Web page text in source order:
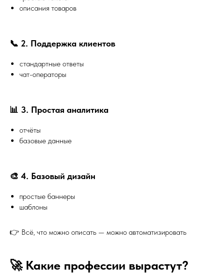
описания товаров
📞 2. Поддержка клиентов
стандартные ответы
чат-операторы
📊 3. Простая аналитика
отчёты
базовые данные
🎨 4. Базовый дизайн
простые баннеры
шаблоны
👉 Всё, что можно описать — можно автоматизировать
🚀 Какие профессии вырастут?